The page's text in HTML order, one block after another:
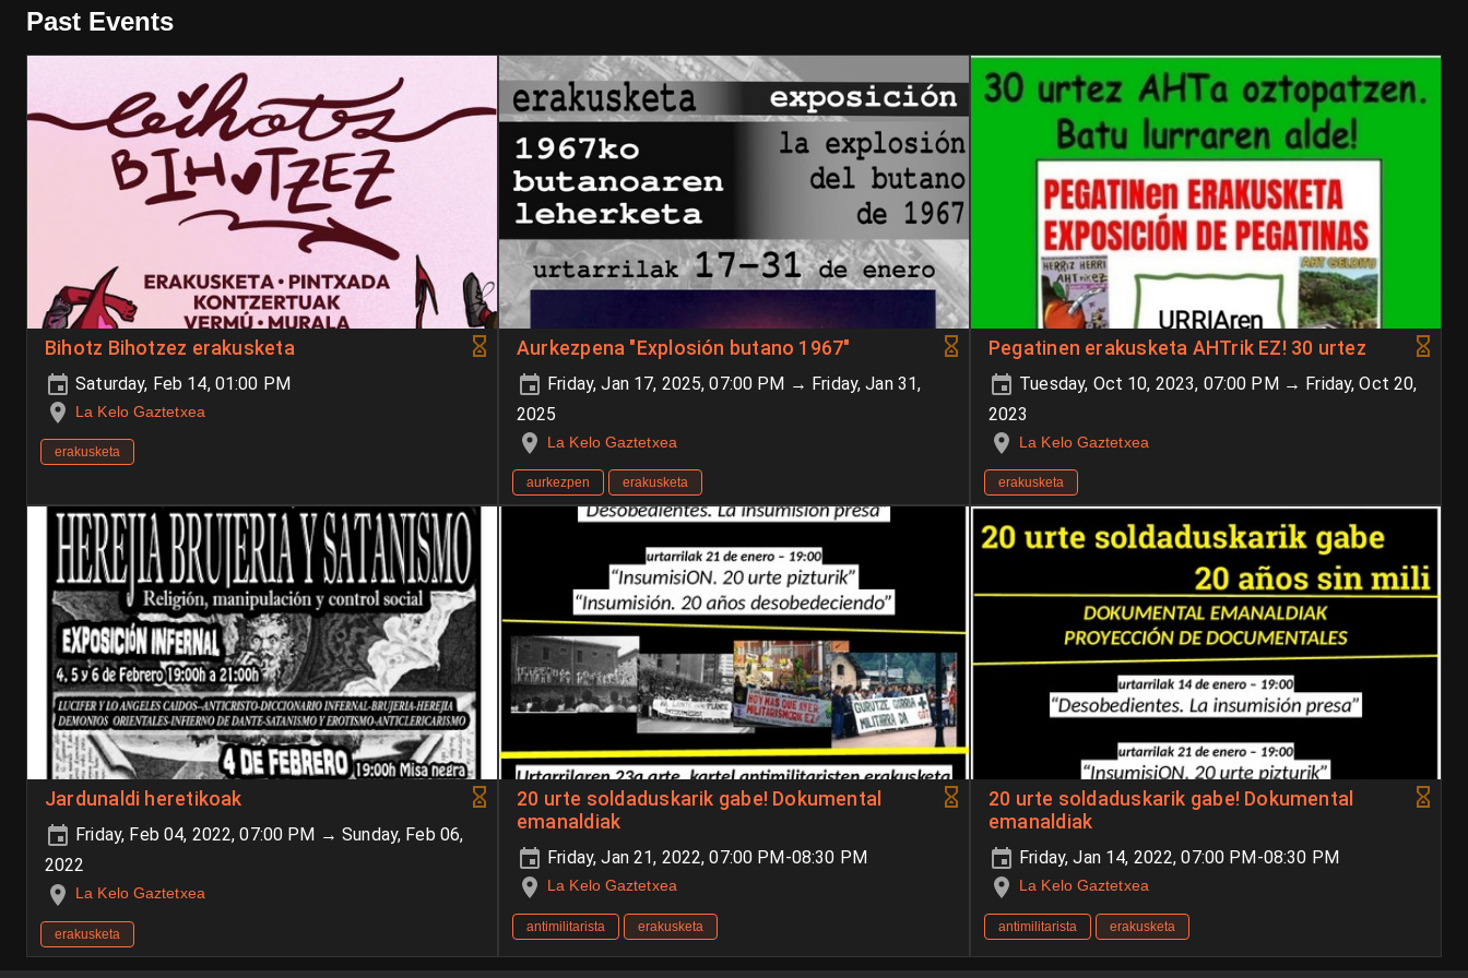
Past Events
Bihotz Bihotzez erakusketa
Saturday, Feb 14, 01:00 PM
La Kelo Gaztetxea
erakusketa
Aurkezpena "Explosión butano 1967"
Friday, Jan 17, 2025, 07:00 PM → Friday, Jan 31,
2025
La Kelo Gaztetxea
aurkezpen erakusketa
Pegatinen erakusketa AHTrik EZ! 30 urtez
Tuesday, Oct 10, 2023, 07:00 PM → Friday, Oct 20,
2023
La Kelo Gaztetxea
erakusketa
Jardunaldi heretikoak
Friday, Feb 04, 2022, 07:00 PM → Sunday, Feb 06,
2022
La Kelo Gaztetxea
erakusketa
20 urte soldaduskarik gabe! Dokumental
emanaldiak
Friday, Jan 21, 2022, 07:00 PM-08:30 PM
La Kelo Gaztetxea
antimilitarista erakusketa
20 urte soldaduskarik gabe! Dokumental
emanaldiak
Friday, Jan 14, 2022, 07:00 PM-08:30 PM
La Kelo Gaztetxea
antimilitarista erakusketa